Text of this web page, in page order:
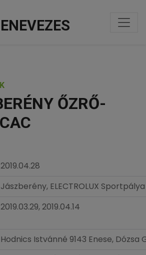
ŐZRŐ-
2019.04.28
Jászberény, ELECTROLUX Sportpálya
2019.03.29, 2019.04.14
Hodnics Istvánné 9143 Enese, Dózsa